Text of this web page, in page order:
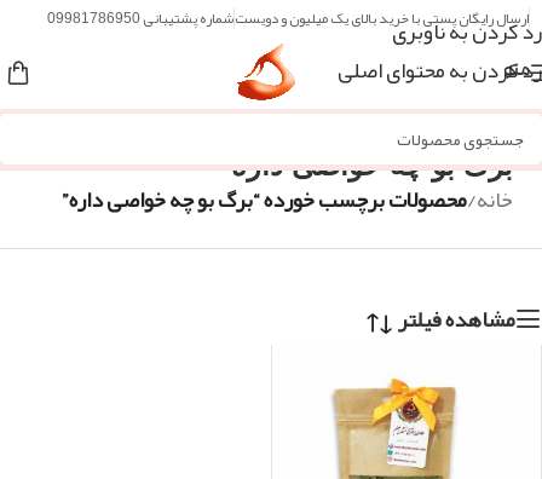
رد کردن به ناوبری
رد کردن به محتوای اصلی
ارسال رایگان پستی با خرید بالای یک میلیون و دویستشماره پشتیبانی 09981786950
منو
برگ بو چه خواصی داره
خانه/محصولات برچسب خورده “برگ بو چه خواصی داره”
مشاهده فیلتر